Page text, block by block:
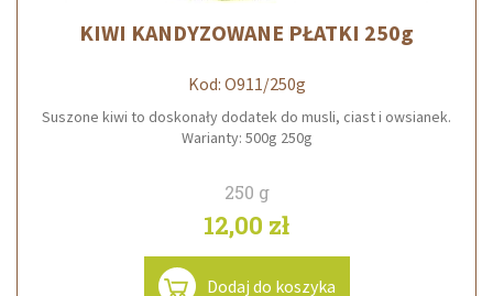
KIWI KANDYZOWANE PŁATKI 250g
Kod: O911/250g
Suszone kiwi to doskonały dodatek do musli, ciast i owsianek.
Warianty: 500g 250g
250 g
12,00 zł
Dodaj do koszyka